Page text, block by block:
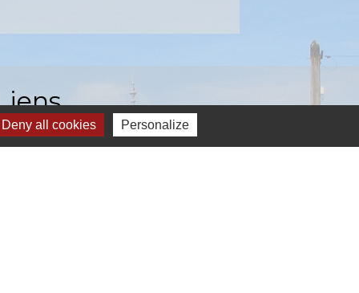
(anciennement SIAEP)
Deny all cookies Personalize